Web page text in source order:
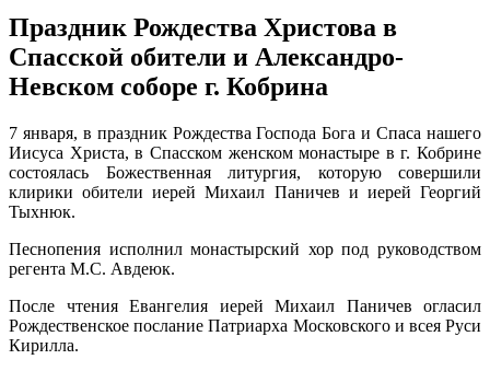
Праздник Рождества Христова в
Спасской обители и Александро-
Невском соборе г. Кобрина
7 января, в праздник Рождества Господа Бога и Спаса нашего
Иисуса Христа, в Спасском женском монастыре в г. Кобрине
состоялась Божественная литургия, которую совершили
клирики обители иерей Михаил Паничев и иерей Георгий
Тыхнюк.
Песнопения исполнил монастырский хор под руководством
регента М.С. Авдеюк.
После чтения Евангелия иерей Михаил Паничев огласил
Рождественское послание Патриарха Московского и всея Руси
Кирилла.